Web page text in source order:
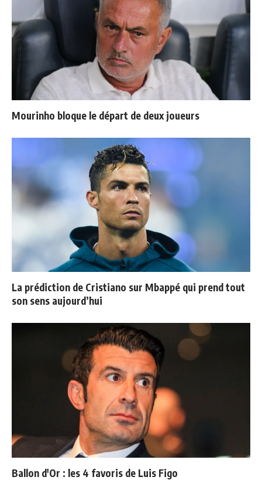
Mourinho bloque le départ de deux joueurs
La prédiction de Cristiano sur Mbappé qui prend tout
son sens aujourd’hui
Ballon d'Or : les 4 favoris de Luis Figo